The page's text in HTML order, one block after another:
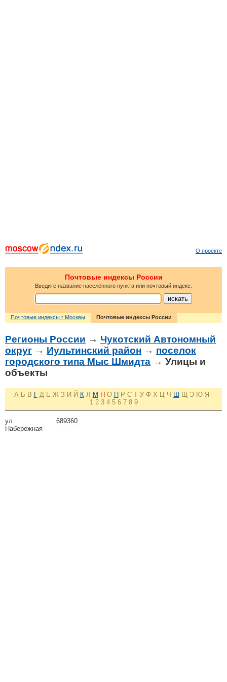
О проекте
Почтовые индексы России
Введите название населённого пункта или почтовый индекс:
Почтовые индексы г Москвы Почтовые индексы России
Регионы России → Чукотский Автономный
округ → Иультинский район → поселок
городского типа Мыс Шмидта → Улицы и
объекты
А Б В Г Д Е Ж З И Й К Л М Н О П Р С Т У Ф Х Ц Ч Ш Щ Э Ю Я
1 2 3 4 5 6 7 8 9
689360
ул
Набережная